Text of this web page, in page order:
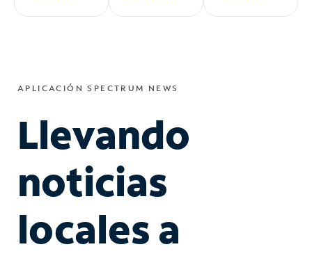
APLICACIÓN SPECTRUM NEWS
Llevando
noticias
locales a